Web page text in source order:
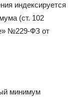
индексируется
(ст. 102
№229-ФЗ от
минимум